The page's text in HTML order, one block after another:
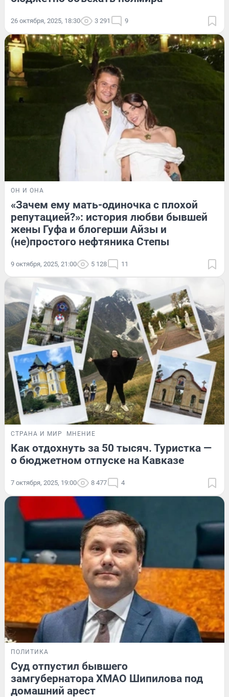
26 октября, 2025, 18:30 3 291 9
ОН И ОНА
«Зачем ему мать-одиночка с плохой
репутацией?»: история любви бывшей
жены Гуфа и блогерши Айзы и
(не)простого нефтяника Степы
9 октября, 2025, 21:00 5 128 11
СТРАНА И МИР МНЕНИЕ
Как отдохнуть за 50 тысяч. Туристка —
о бюджетном отпуске на Кавказе
7 октября, 2025, 19:00 8 477 4
ПОЛИТИКА
Суд отпустил бывшего
замгубернатора ХМАО Шипилова под
домашний арест